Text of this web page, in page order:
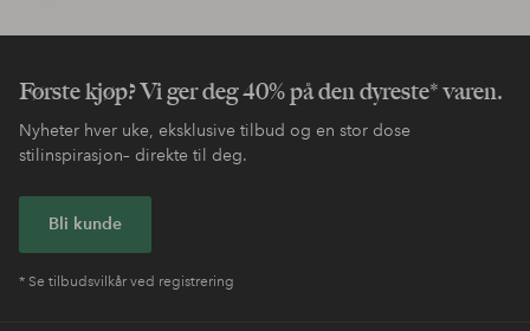
Første kjøp? Vi ger deg 40% på den dyreste* varen.
Nyheter hver uke, eksklusive tilbud og en stor dose
stilinspirasjon– direkte til deg.
Bli kunde
* Se tilbudsvilkår ved registrering